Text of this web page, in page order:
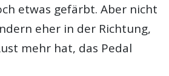
etwas gefärbt. Aber nicht
eher in der Richtung,
mehr hat, das Pedal